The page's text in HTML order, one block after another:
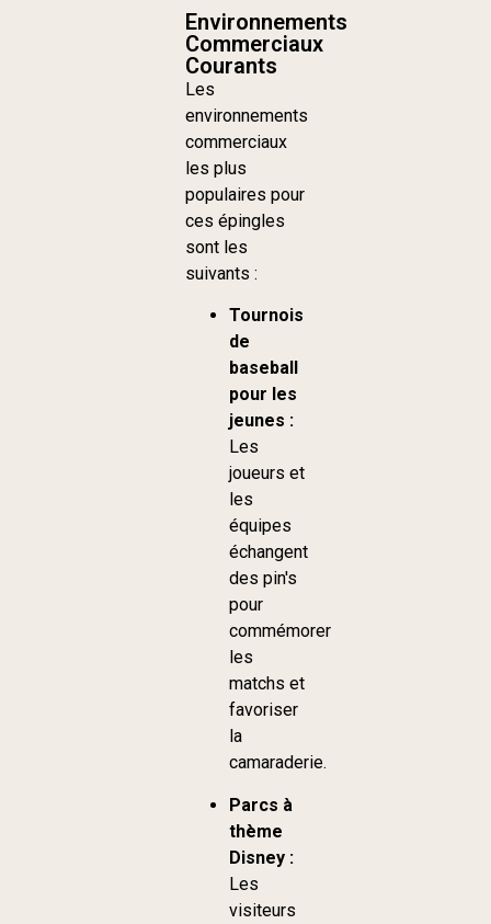
Environnements
Commerciaux
Courants
Les
environnements
commerciaux
les plus
populaires pour
ces épingles
sont les
suivants :
Tournois
de
baseball
pour les
jeunes :
Les
joueurs et
les
équipes
échangent
des pin's
pour
commémorer
les
matchs et
favoriser
la
camaraderie.
Parcs à
thème
Disney :
Les
visiteurs